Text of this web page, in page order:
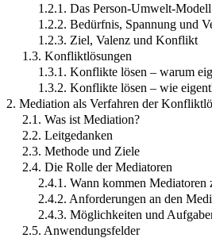
1.2.1. Das Person-Umwelt-Modell
1.2.2. Bedürfnis, Spannung und
1.2.3. Ziel, Valenz und Konflikt
1.3. Konfliktlösungen
1.3.1. Konflikte lösen – warum
1.3.2. Konflikte lösen – wie
2. Mediation als Verfahren der
2.1. Was ist Mediation?
2.2. Leitgedanken
2.3. Methode und Ziele
2.4. Die Rolle der Mediatoren
2.4.1. Wann kommen Mediatoren
2.4.2. Anforderungen an den
2.4.3. Möglichkeiten und
2.5. Anwendungsfelder